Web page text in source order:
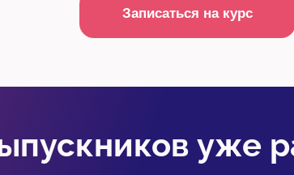
Записаться на курс
уже